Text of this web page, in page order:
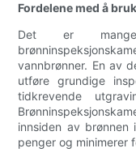
Fordelene med å
Det er
vannbrønner. En av
utføre grundige
tidkrevende
innsiden av
penger og minimerer